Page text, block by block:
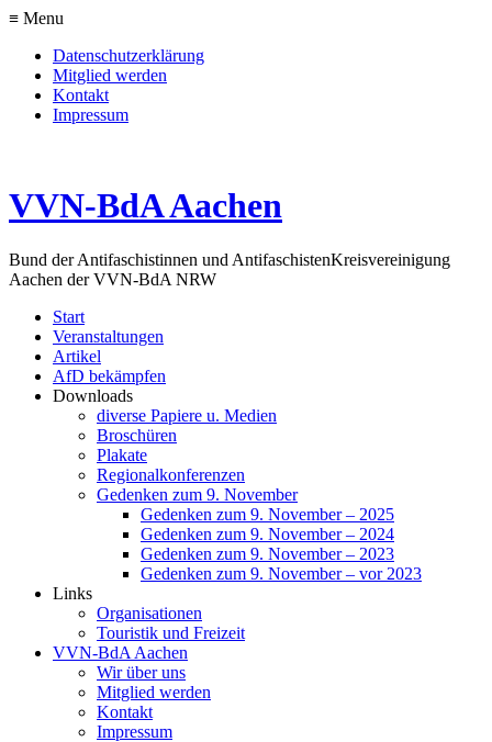
≡ Menu
Datenschutzerklärung
Mitglied werden
Kontakt
Impressum
VVN-BdA Aachen
Bund der Antifaschistinnen und AntifaschistenKreisvereinigung
Aachen der VVN-BdA NRW
Start
Veranstaltungen
Artikel
AfD bekämpfen
Downloads
diverse Papiere u. Medien
Broschüren
Plakate
Regionalkonferenzen
Gedenken zum 9. November
Gedenken zum 9. November – 2025
Gedenken zum 9. November – 2024
Gedenken zum 9. November – 2023
Gedenken zum 9. November – vor 2023
Links
Organisationen
Touristik und Freizeit
VVN-BdA Aachen
Wir über uns
Mitglied werden
Kontakt
Impressum